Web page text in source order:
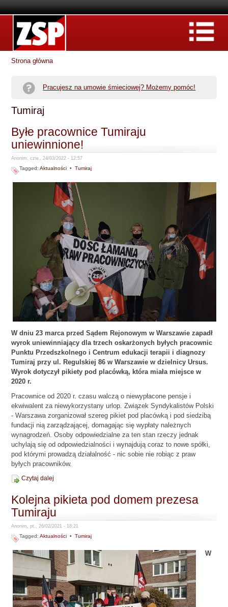
Strona główna
Pracujesz na umowie śmieciowej? Możemy pomóc!
Tumiraj
Byłe pracownice Tumiraju
uniewinnione!
Anonim, czw., 24/03/2022 - 12:57
Tagged:Aktualności •Tumiraj
W dniu 23 marca przed Sądem Rejonowym w Warszawie zapadł
wyrok uniewinniający dla trzech oskarżonych byłych pracownic
Punktu Przedszkolnego i Centrum edukacji terapii i diagnozy
Tumiraj przy ul. Regulskiej 86 w Warszawie w dzielnicy Ursus.
Wyrok dotyczył pikiety pod placówką, która miała miejsce w
2020 r.
Pracownice od 2020 r. czasu walczą o niewypłacone pensje i
ekwiwalent za niewykorzystany urlop. Związek Syndykalistów Polski
- Warszawa zorganizował szereg pikiet pod placówką i pod siedzibą
fundacji nią zarządzającej, domagając się wypłaty należnych
wynagrodzeń. Osoby odpowiedzialne za ten stan rzeczy jednak
uchylają się od odpowiedzialności i wynajdują coraz to nowe spółki,
pod którymi prowadzą działalność - nic sobie nie robiąc z praw
byłych pracowników.
Czytaj dalej
Kolejna pikieta pod domem prezesa
Tumiraju
Anonim, pt., 26/02/2021 - 18:21
Tagged:Aktualności •Tumiraj
W